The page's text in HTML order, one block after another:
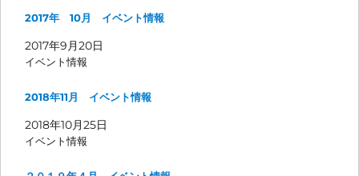
2017年 10月 イベント情報
2017年9月20日
イベント情報
2018年11月 イベント情報
2018年10月25日
イベント情報